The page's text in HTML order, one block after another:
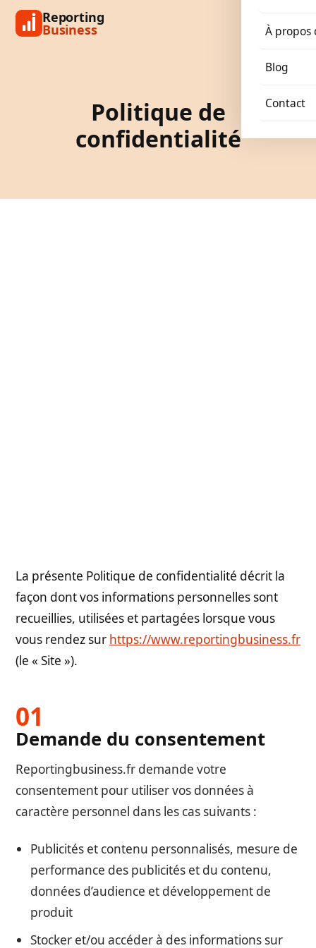
Reporting
Business À propos
Blog
Contact
Politique de
confidentialité
La présente Politique de confidentialité décrit la
façon dont vos informations personnelles sont
recueillies, utilisées et partagées lorsque vous
vous rendez sur https://www.reportingbusiness.fr
(le « Site »).
Demande du consentement
Reportingbusiness.fr demande votre
consentement pour utiliser vos données à
caractère personnel dans les cas suivants :
Publicités et contenu personnalisés, mesure de
performance des publicités et du contenu,
données d’audience et développement de
produit
Stocker et/ou accéder à des informations sur